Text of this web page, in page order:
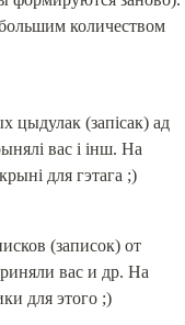
количеством
цыдулак (запісак) ад
вас і інш. На
для гэтага ;)
(записок) от
вас и др. На
для этого ;)